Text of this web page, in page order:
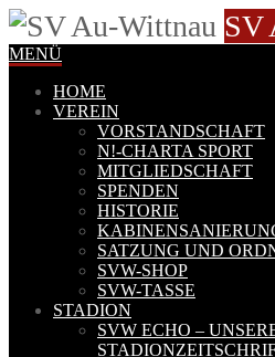
SV
MENÜ
HOME
VEREIN
VORSTANDSCHAFT
N!-CHARTA SPORT
MITGLIEDSCHAFT
SPENDEN
HISTORIE
SATZUNG UND
SVW-SHOP
SVW-TASSE
STADION
SVW ECHO –